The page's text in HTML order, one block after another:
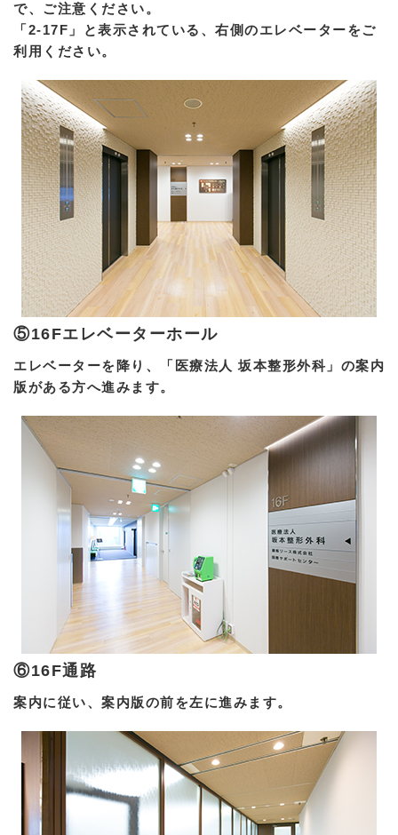
で、ご注意ください。
「2-17F」と表示されている、右側のエレベーターをご
利用ください。
⑤16Fエレベーターホール
エレベーターを降り、「医療法人 坂本整形外科」の案内
版がある方へ進みます。
⑥16F通路
案内に従い、案内版の前を左に進みます。